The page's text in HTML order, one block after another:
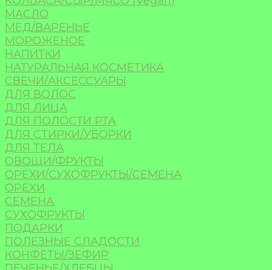
МАСЛО
МЁД/ВАРЕНЬЕ
МОРОЖЕНОЕ
НАПИТКИ
НАТУРАЛЬНАЯ КОСМЕТИКА
СВЕЧИ/АКСЕССУАРЫ
ДЛЯ ВОЛОС
ДЛЯ ЛИЦА
ДЛЯ ПОЛОСТИ РТА
ДЛЯ СТИРКИ/УБОРКИ
ДЛЯ ТЕЛА
ОВОЩИ/ФРУКТЫ
ОРЕХИ/СУХОФРУКТЫ/СЕМЕНА
ОРЕХИ
СЕМЕНА
СУХОФРУКТЫ
ПОДАРКИ
ПОЛЕЗНЫЕ СЛАДОСТИ
КОНФЕТЫ/ЗЕФИР